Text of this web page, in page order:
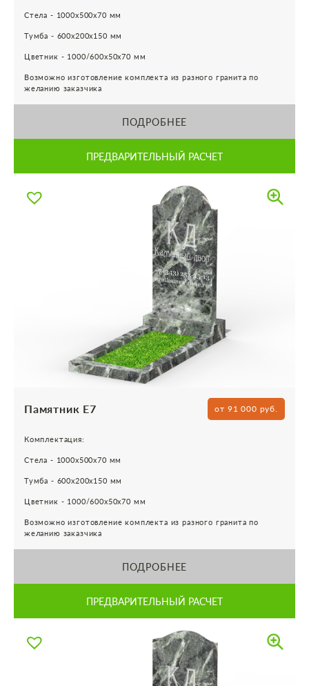
Стела - 1000х500х70 мм
Тумба - 600х200х150 мм
Цветник - 1000/600х50х70 мм
Возможно изготовление комплекта из разного гранита по
желанию заказчика
ПОДРОБНЕЕ
ПРЕДВАРИТЕЛЬНЫЙ РАСЧЕТ
Памятник Е7 от 91 000 руб.
Комплектация:
Стела - 1000х500х70 мм
Тумба - 600х200х150 мм
Цветник - 1000/600х50х70 мм
Возможно изготовление комплекта из разного гранита по
желанию заказчика
ПОДРОБНЕЕ
ПРЕДВАРИТЕЛЬНЫЙ РАСЧЕТ